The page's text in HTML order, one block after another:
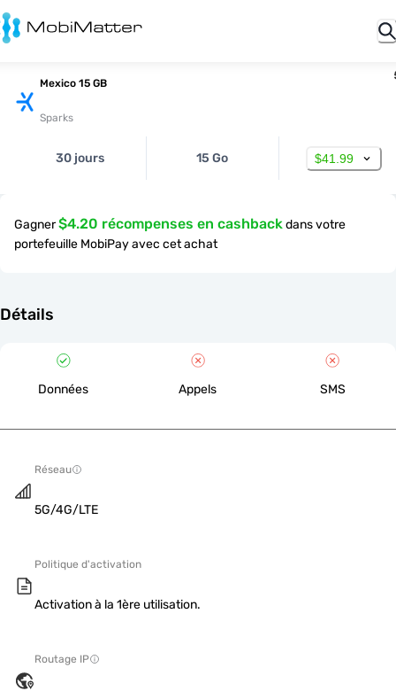
Mexico 15 GB
Sparks
30 jours 15 Go $41.99
Gagner$4.20 récompenses en cashbackdans votre
portefeuille MobiPay avec cet achat
Détails
Données Appels SMS
Réseau
5G/4G/LTE
Politique d'activation
Activation à la 1ère utilisation.
Routage IP